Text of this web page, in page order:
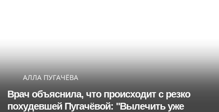
АЛЛА ПУГАЧЁВА
Врач объяснила, что происходит с резко
похудевшей Пугачёвой: "Вылечить уже